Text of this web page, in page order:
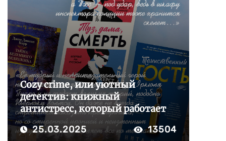
Cozy crime, или уютный
детектив: книжный
антистресс, который работает
25.03.2025 13504